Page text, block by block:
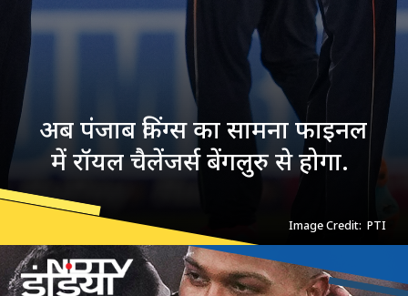
अब पंजाब किंग्स का सामना फाइनल
में रॉयल चैलेंजर्स बेंगलुरु से होगा.
Image Credit: PTI